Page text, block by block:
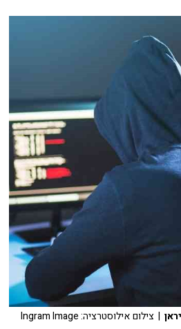
| צילום אילוסטרציה: Ingram Image